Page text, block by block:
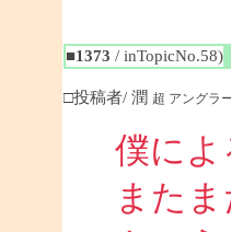
■1373 / inTopicNo.58)
□投稿者/ 潤 超 アングラ
僕に
またま